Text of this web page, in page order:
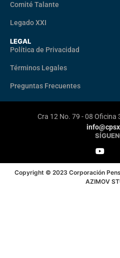
Comité Talante
Legado XXI
LEGAL
Política de Privacidad
Términos Legales
Preguntas Frecuentes
Cra 12 No. 79 - 08 Oficina
Copyright © 2023 Corporación
AZIMOV